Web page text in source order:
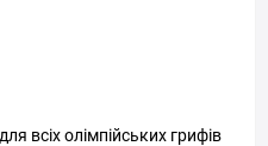
всіх олімпійських грифів